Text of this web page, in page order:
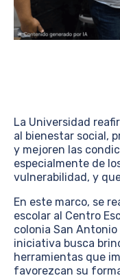
La Universidad
al bienestar social,
y mejoren las
especialmente de
vulnerabilidad, y
En este marco, se
escolar al Centro
colonia San Antonio
iniciativa busca
herramientas que
favorezcan su